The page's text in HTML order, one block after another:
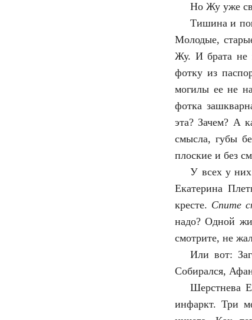
Но Жу уже
Тишина и
Молодые,
Жу. И брата не
фотку из
могилы ее не
фотка
эта? Зачем? А
смысла, губы
плоские и без
У всех у
Екатерина
кресте. Спите
надо? Одной
смотрите, не
Или вот:
Собирался,
Шерстнева
инфаркт. Три